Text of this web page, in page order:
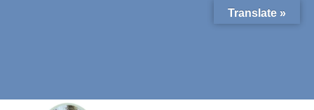
Translate »